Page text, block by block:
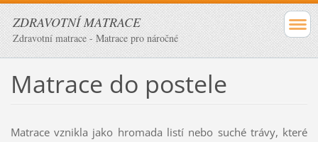
ZDRAVOTNÍ MATRACE
Zdravotní matrace - Matrace pro náročné
Matrace do postele
Matrace vznikla jako hromada listí nebo suché trávy, které